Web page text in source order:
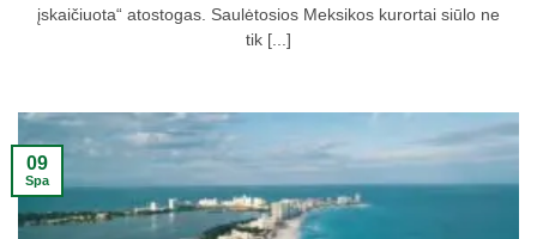
įskaičiuota“ atostogas. Saulėtosios Meksikos kurortai siūlo ne
tik [...]
09
Spa